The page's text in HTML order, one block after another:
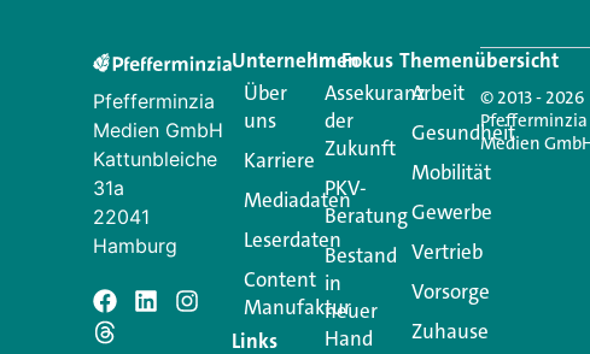
Schreiben Sie
Pfefferminzia
Medien GmbH
Kattunbleiche
31a
22041
Hamburg
Unternehmen
Über
uns
Karriere
Mediadaten
Leserdaten
Content
Manufaktur
Links
Im Fokus
Assekuranz
der
Zukunft
PKV-
Beratung
Bestand
in
neuer
Hand
Themenübersicht
Arbeit
Gesundheit
Mobilität
Gewerbe
Vertrieb
Vorsorge
Zuhause
© 2013 - 2026
Pfefferminzia
Medien